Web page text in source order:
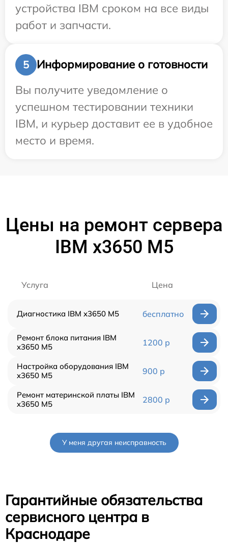
устройства IBM сроком на все виды
работ и запчасти.
5
Информирование о готовности
Вы получите уведомление о
успешном тестировании техники
IBM, и курьер доставит ее в удобное
место и время.
Цены на ремонт сервера
IBM x3650 M5
Услуга Цена
Диагностика IBM x3650 M5 бесплатно
Ремонт блока питания IBM
x3650 M5
1200 р
Настройка оборудования IBM
x3650 M5
900 р
Ремонт материнской платы IBM
x3650 M5
2800 р
У меня другая неисправность
Гарантийные обязательства
сервисного центра в
Краснодаре